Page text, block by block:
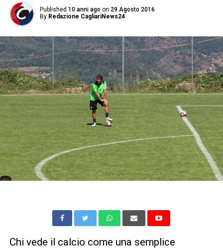
Published 10 anni ago on 29 Agosto 2016
By Redazione CagliariNews24
Chi vede il calcio come una semplice